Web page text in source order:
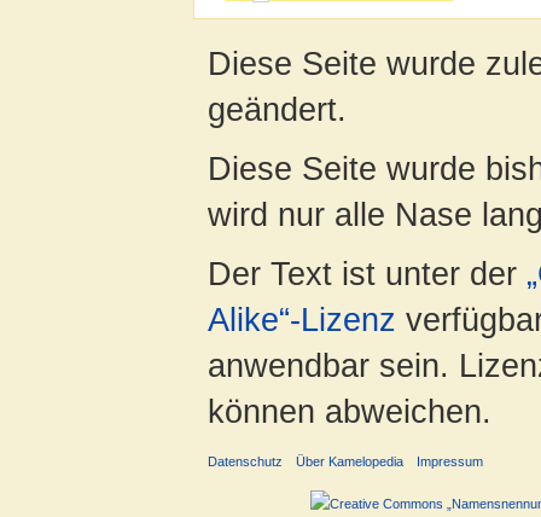
Diese Seite wurde
geändert.
Diese Seite wurde
wird nur alle Nase
Der Text ist unter der
Alike“-Lizenz
anwendbar sein.
können abweichen.
Datenschutz Über Kamelopedia Impressum